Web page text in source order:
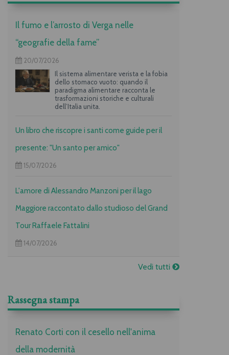
Il fumo e l’arrosto di Verga nelle
“geografie della fame”
20/07/2026
Il sistema alimentare verista e la fobia
dello stomaco vuoto: quando il
paradigma alimentare racconta le
trasformazioni storiche e culturali
dell’Italia unita.
Un libro che riscopre i santi come guide per il
presente: "Un santo per amico"
15/07/2026
L'amore di Alessandro Manzoni per il lago
Maggiore raccontato dallo studioso del Grand
Tour Raffaele Fattalini
14/07/2026
Vedi tutti
Rassegna stampa
Renato Corti con il cesello nell'anima
della modernità